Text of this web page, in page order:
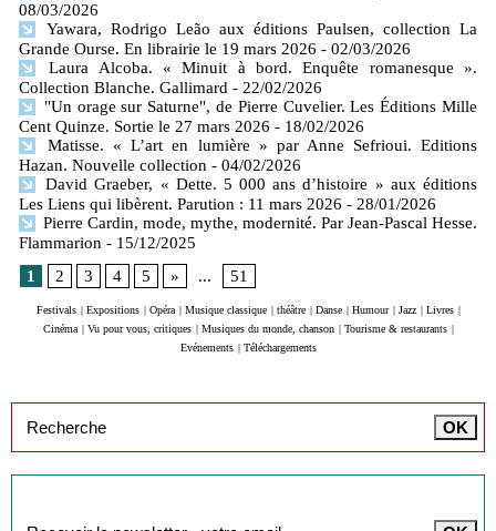
08/03/2026
Yawara, Rodrigo Leão aux éditions Paulsen, collection La
Grande Ourse. En librairie le 19 mars 2026 - 02/03/2026
Laura Alcoba. « Minuit à bord. Enquête romanesque ».
Collection Blanche. Gallimard - 22/02/2026
"Un orage sur Saturne", de Pierre Cuvelier. Les Éditions Mille
Cent Quinze. Sortie le 27 mars 2026 - 18/02/2026
Matisse. « L’art en lumière » par Anne Sefrioui. Editions
Hazan. Nouvelle collection - 04/02/2026
David Graeber, « Dette. 5 000 ans d’histoire » aux éditions
Les Liens qui libèrent. Parution : 11 mars 2026 - 28/01/2026
Pierre Cardin, mode, mythe, modernité. Par Jean-Pascal Hesse.
Flammarion - 15/12/2025
1
2 3 4 5 » ... 51
Festivals Expositions Opéra Musique classique théâtre Danse Humour Jazz Livres
Cinéma
Vu pour vous, critiques Musiques du monde, chanson Tourisme & restaurants
Evénements
Téléchargements